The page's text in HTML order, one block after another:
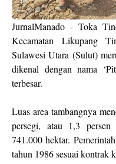
JurnalManado - Toka
Kecamatan Likupang
Sulawesi Utara (Sulut)
dikenal dengan nama
terbesar.
Luas area tambangnya
persegi, atau 1,3
741.000 hektar.
tahun 1986 sesuai kontrak